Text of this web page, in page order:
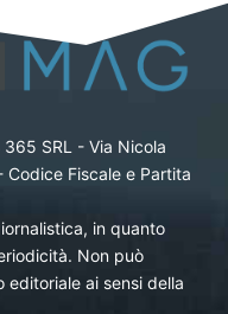
SRL - Via Nicola
Codice Fiscale e Partita
in quanto
Non può
ai sensi della